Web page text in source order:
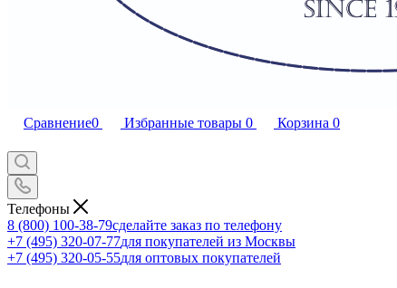
Сравнение0 Избранные товары 0 Корзина 0
Телефоны
8 (800) 100-38-79сделайте заказ по телефону
+7 (495) 320-07-77для покупателей из Москвы
+7 (495) 320-05-55для оптовых покупателей